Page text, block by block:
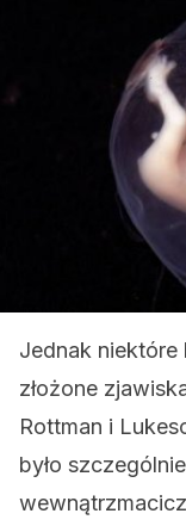
Jednak
złożone
Rottman i
było